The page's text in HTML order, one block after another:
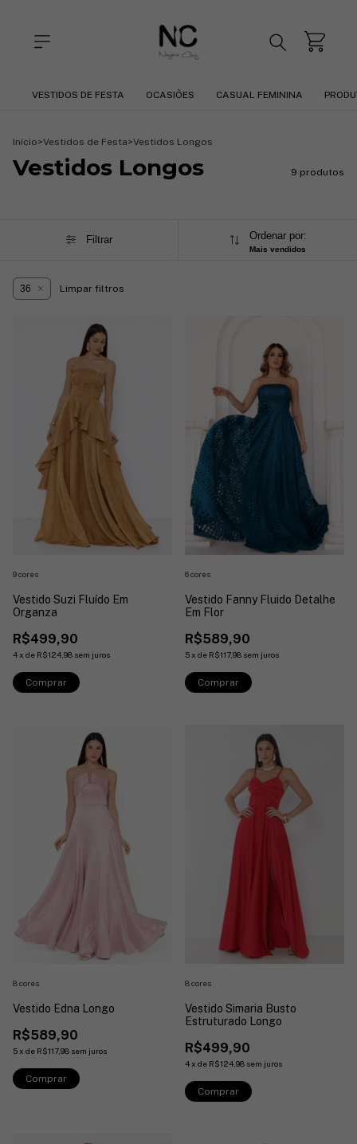
VESTIDOS DE FESTA OCASIÕES CASUAL FEMININA
Início>Vestidos de Festa>Vestidos Longos
Vestidos Longos 9 produtos
Filtrar Ordenar por:
Mais vendidos
36 Limpar filtros
Vestido Suzi Fluído Em
Organza
R$499,90
4 x de R$124,98 sem juros
9 cores
Comprar
Vestido Fanny Fluido Detalhe
Em Flor
R$589,90
5 x de R$117,98 sem juros
6 cores
Comprar
Vestido Edna Longo
R$589,90
5 x de R$117,98 sem juros
8 cores
Comprar
Vestido Simaria Busto
Estruturado Longo
R$499,90
4 x de R$124,98 sem juros
8 cores
Comprar